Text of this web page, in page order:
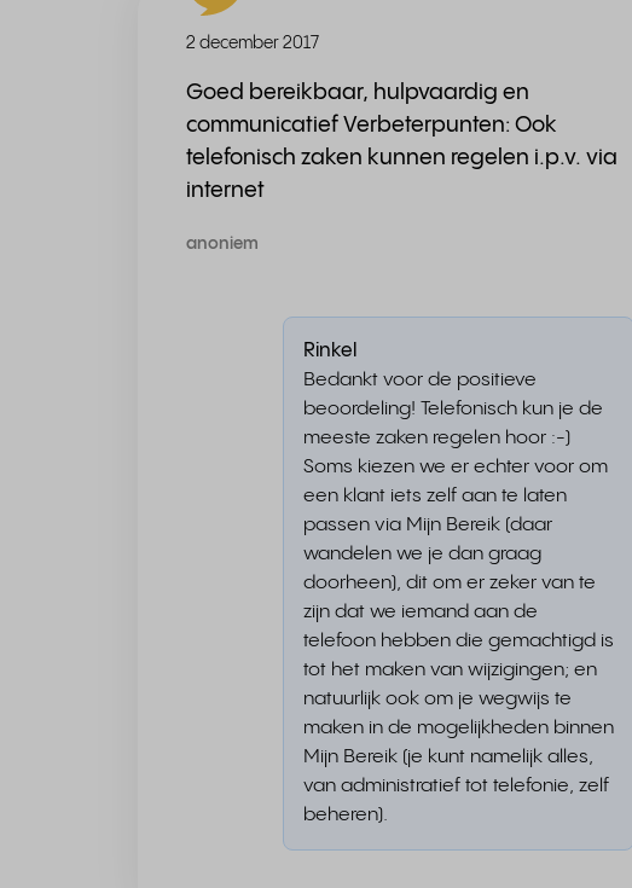
2 december 2017
Goed bereikbaar, hulpvaardig en
communicatief Verbeterpunten: Ook
telefonisch zaken kunnen regelen i.p.v. via
internet
anoniem
Rinkel
Bedankt voor de positieve
beoordeling! Telefonisch kun je de
meeste zaken regelen hoor :-)
Soms kiezen we er echter voor om
een klant iets zelf aan te laten
passen via Mijn Bereik (daar
wandelen we je dan graag
doorheen), dit om er zeker van te
zijn dat we iemand aan de
telefoon hebben die gemachtigd is
tot het maken van wijzigingen; en
natuurlijk ook om je wegwijs te
maken in de mogelijkheden binnen
Mijn Bereik (je kunt namelijk alles,
van administratief tot telefonie, zelf
beheren).